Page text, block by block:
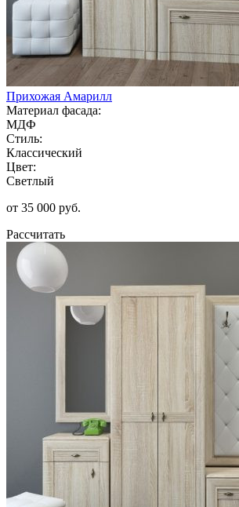
Прихожая Амарилл
Материал фасада:
МДФ
Стиль:
Классический
Цвет:
Светлый
от 35 000 руб.
Рассчитать